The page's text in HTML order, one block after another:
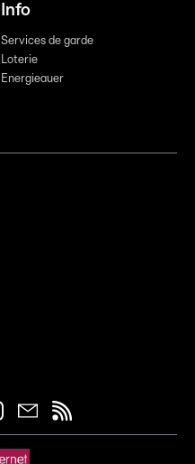
Info
Services de garde
Loterie
Energieauer